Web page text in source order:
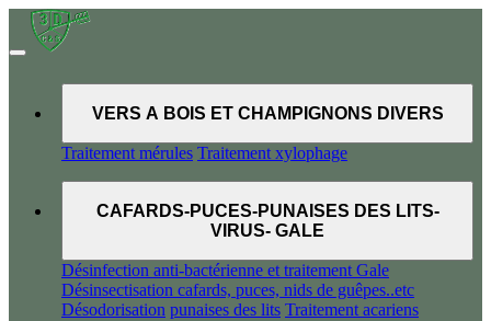
VERS A BOIS ET CHAMPIGNONS DIVERS
Traitement mérules Traitement xylophage
CAFARDS-PUCES-PUNAISES DES LITS-
VIRUS- GALE
Désinfection anti-bactérienne et traitement Gale
Désinsectisation cafards, puces, nids de guêpes..etc
Désodorisation punaises des lits Traitement acariens